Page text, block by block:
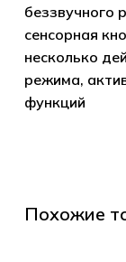
беззвучного
сенсорная
несколько
режима,
функций
Похожие